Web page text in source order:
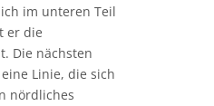
im unteren Teil
er die
Die nächsten
Linie, die sich
nördliches